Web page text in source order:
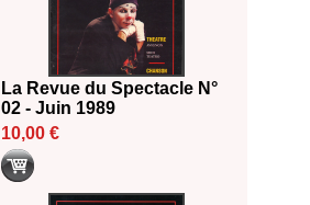
La Revue du Spectacle N°
02 - Juin 1989
10,00 €